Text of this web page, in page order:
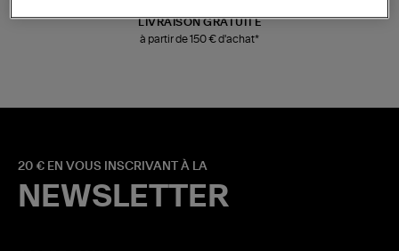
LIVRAISON GRATUITE
à partir de 150 € d'achat*
20 € EN VOUS INSCRIVANT À LA
NEWSLETTER